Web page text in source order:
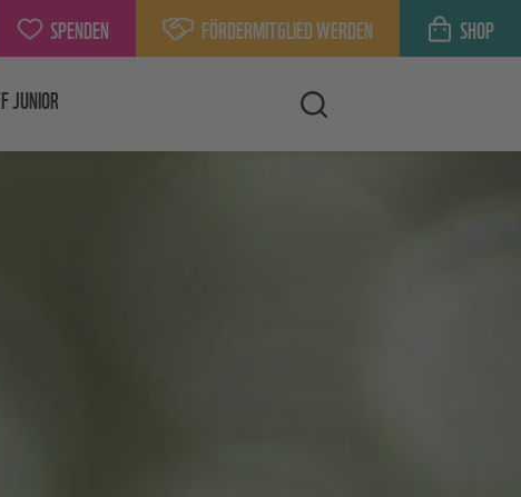
SPENDEN FÖRDERMITGLIED WERDEN SHOP
JUNIOR